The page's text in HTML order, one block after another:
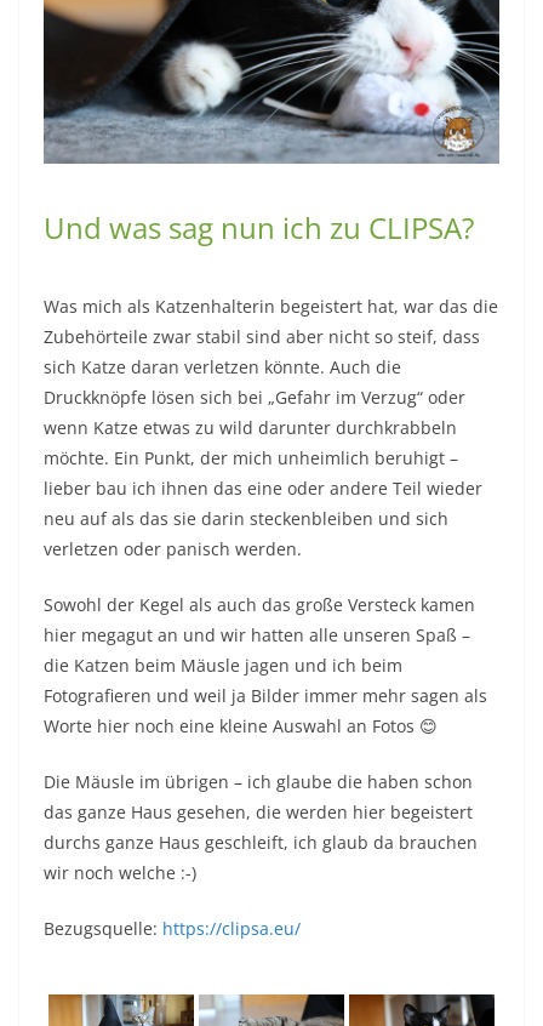
Und was sag nun ich zu CLIPSA?
Was mich als Katzenhalterin begeistert hat, war das die
Zubehörteile zwar stabil sind aber nicht so steif, dass
sich Katze daran verletzen könnte. Auch die
Druckknöpfe lösen sich bei „Gefahr im Verzug“ oder
wenn Katze etwas zu wild darunter durchkrabbeln
möchte. Ein Punkt, der mich unheimlich beruhigt –
lieber bau ich ihnen das eine oder andere Teil wieder
neu auf als das sie darin steckenbleiben und sich
verletzen oder panisch werden.
Sowohl der Kegel als auch das große Versteck kamen
hier megagut an und wir hatten alle unseren Spaß –
die Katzen beim Mäusle jagen und ich beim
Fotografieren und weil ja Bilder immer mehr sagen als
Worte hier noch eine kleine Auswahl an Fotos 😊
Die Mäusle im übrigen – ich glaube die haben schon
das ganze Haus gesehen, die werden hier begeistert
durchs ganze Haus geschleift, ich glaub da brauchen
wir noch welche :-)
Bezugsquelle: https://clipsa.eu/